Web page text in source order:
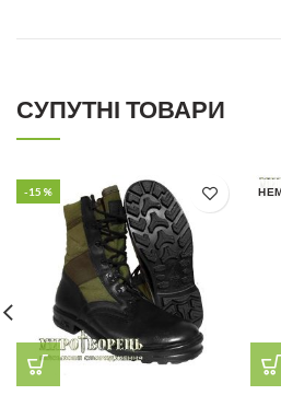
СУПУТНІ ТОВАРИ
-15%